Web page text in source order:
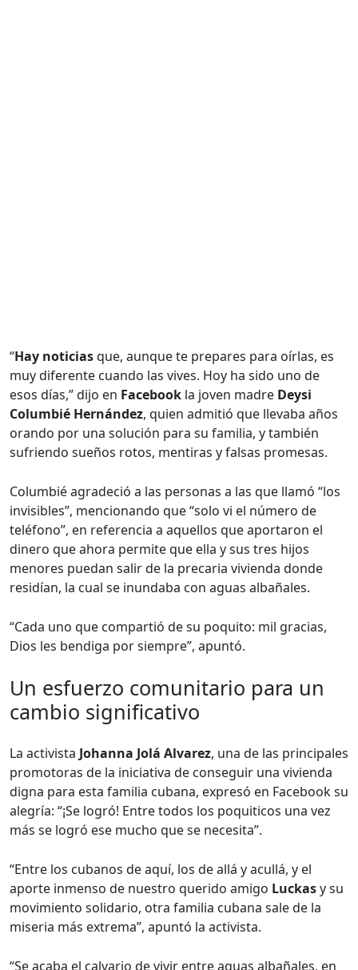
“Hay noticiasque, aunque te prepares para oírlas, es
muy diferente cuando las vives. Hoy ha sido uno de
esos días,” dijo en Facebook la joven madre Deysi
Columbié Hernández, quien admitió que llevaba años
orando por una solución para su familia, y también
sufriendo sueños rotos, mentiras y falsas promesas.
Columbié agradeció a las personas a las que llamó “los
invisibles”, mencionando que “solo vi el número de
teléfono”, en referencia a aquellos que aportaron el
dinero que ahora permite que ella y sus tres hijos
menores puedan salir de la precaria vivienda donde
residían, la cual se inundaba con aguas albañales.
“Cada uno que compartió de su poquito: mil gracias,
Dios les bendiga por siempre”, apuntó.
Un esfuerzo comunitario para un
cambio significativo
La activista Johanna Jolá Alvarez, una de las principales
promotoras de la iniciativa de conseguir una vivienda
digna para esta familia cubana, expresó en Facebook su
alegría: “¡Se logró! Entre todos los poquiticos una vez
más se logró ese mucho que se necesita”.
“Entre los cubanos de aquí, los de allá y acullá, y el
aporte inmenso de nuestro querido amigo Luckasy su
movimiento solidario, otra familia cubana sale de la
miseria más extrema”, apuntó la activista.
“Se acaba el calvario de vivir entre aguas albañales, en